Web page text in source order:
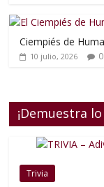
Ciempiés de
10 julio, 2026 0
¡Demuestra
Trivia